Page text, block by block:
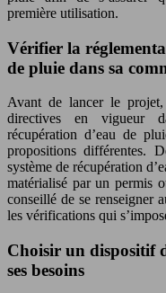
première utilisation.
Vérifier la
de pluie dans sa
Avant de lancer le
directives en vigueur
récupération d’eau de
propositions différentes.
système de récupération
matérialisé par un permis
conseillé de se renseigner
les vérifications qui
Choisir un dispositif
ses besoins